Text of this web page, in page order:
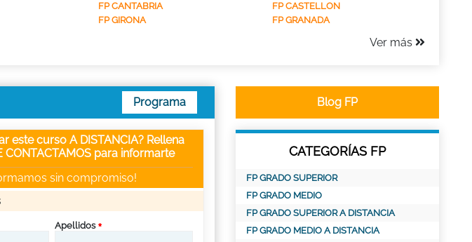
FP CANTABRIA
FP CASTELLON
FP GIRONA FP GRANADA
Ver más
Programa
este curso A DISTANCIA? Rellena
CONTACTAMOS para informarte
sin compromiso!
Apellidos
Blog FP
CATEGORÍAS FP
FP GRADO SUPERIOR
FP GRADO MEDIO
FP GRADO SUPERIOR A DISTANCIA
FP GRADO MEDIO A DISTANCIA